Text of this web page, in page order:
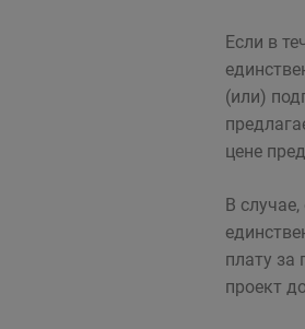
Если в
(или)
цене
В
плату за
проект